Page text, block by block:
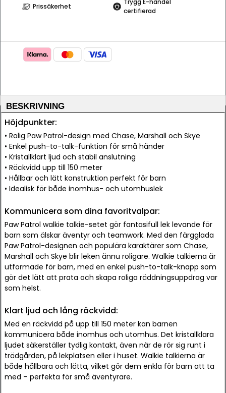
Prissäkerhet
Trygg E-handel
certifierad
BESKRIVNING
Höjdpunkter:
• Rolig Paw Patrol-design med Chase, Marshall och Skye
• Enkel push-to-talk-funktion för små händer
• Kristallklart ljud och stabil anslutning
• Räckvidd upp till 150 meter
• Hållbar och lätt konstruktion perfekt för barn
• Idealisk för både inomhus- och utomhuslek
Kommunicera som dina favoritvalpar:
Paw Patrol walkie talkie-setet gör fantasifull lek levande för
barn som älskar äventyr och teamwork. Med den färgglada
Paw Patrol-designen och populära karaktärer som Chase,
Marshall och Skye blir leken ännu roligare. Walkie talkierna är
utformade för barn, med en enkel push-to-talk-knapp som
gör det lätt att prata och skapa roliga räddningsuppdrag var
som helst.
Klart ljud och lång räckvidd:
Med en räckvidd på upp till 150 meter kan barnen
kommunicera både inomhus och utomhus. Det kristallklara
ljudet säkerställer tydlig kontakt, även när de rör sig runt i
trädgården, på lekplatsen eller i huset. Walkie talkierna är
både hållbara och lätta, vilket gör dem enkla för barn att ta
med – perfekta för små äventyrare.